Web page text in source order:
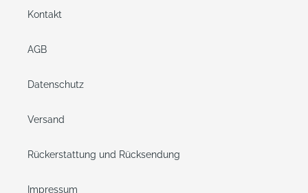
Kontakt
AGB
Datenschutz
Versand
Rückerstattung und Rücksendung
Impressum